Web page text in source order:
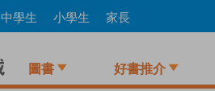
中學生 小學生 家長
圖書 好書推介